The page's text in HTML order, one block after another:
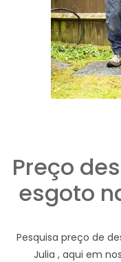
Preço
esgoto
Pesquisa preço de
Julia , aqui em